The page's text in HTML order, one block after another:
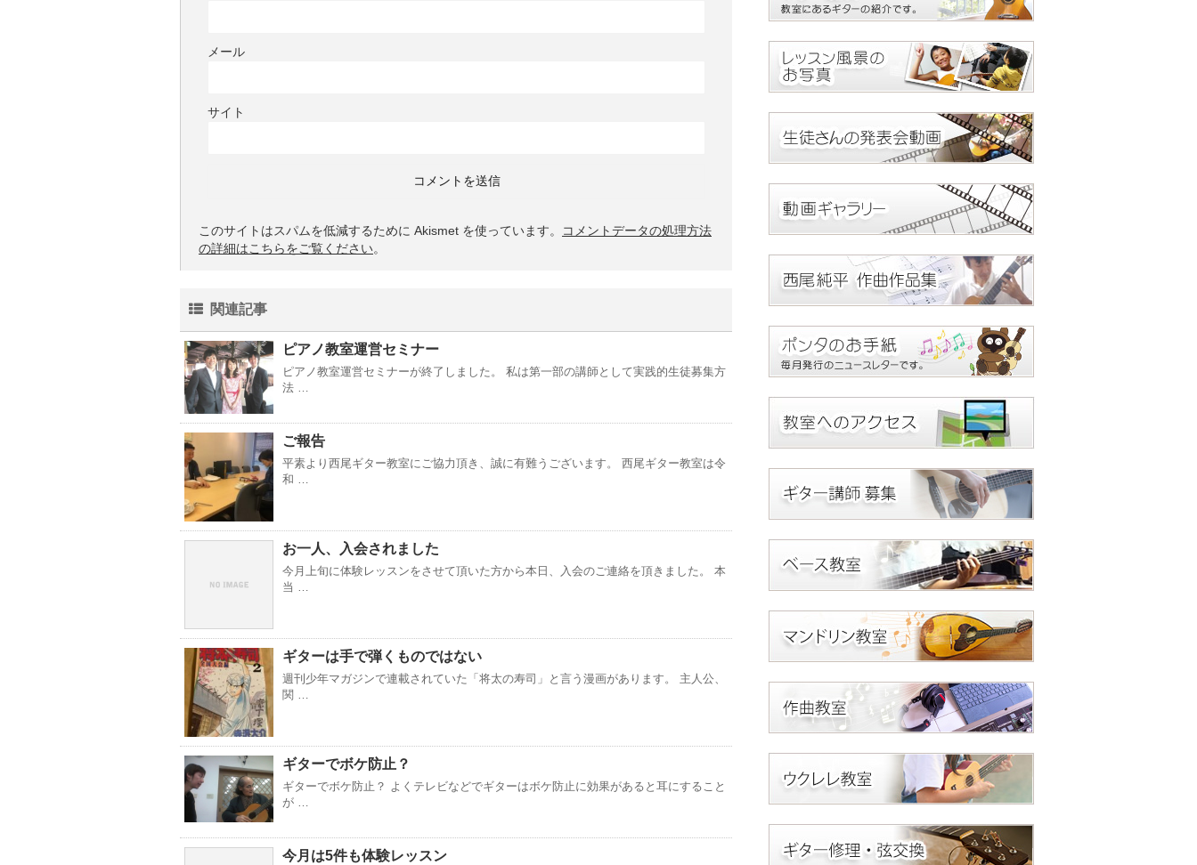
メール
サイト
このサイトはスパムを低減するために Akismet を使っています。
コメントデータの処理方法
の詳細はこちらをご覧ください。
関連記事
ピアノ教室運営セミナー
ピアノ教室運営セミナーが終了しました。 私は第一部の講師として実践的生徒募集方
法 …
ご報告
平素より西尾ギター教室にご協力頂き、誠に有難うございます。 西尾ギター教室は令
和 …
お一人、入会されました
今月上旬に体験レッスンをさせて頂いた方から本日、入会のご連絡を頂きました。 本
当 …
ギターは手で弾くものではない
週刊少年マガジンで連載されていた「将太の寿司」と言う漫画があります。 主人公、
関 …
ギターでボケ防止？
ギターでボケ防止？ よくテレビなどでギターはボケ防止に効果があると耳にすること
が …
今月は5件も体験レッスン